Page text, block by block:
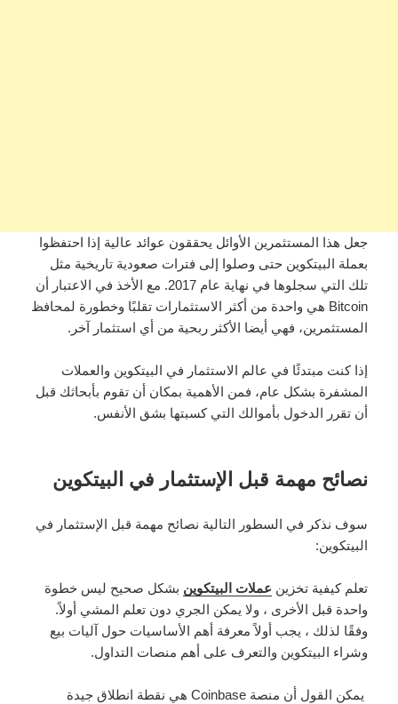
جعل هذا المستثمرين الأوائل يحققون عوائد عالية إذا احتفظوا
بعملة البيتكوين حتى وصلوا إلى فترات صعودية تاريخية مثل
تلك التي سجلوها في نهاية عام 2017. مع الأخذ في الاعتبار أن
Bitcoin هي واحدة من أكثر الاستثمارات تقلبًا وخطورة لمحافظ
المستثمرين، فهي أيضا الأكثر ربحية من أي استثمار آخر.
إذا كنت مبتدئًا في عالم الاستثمار في البيتكوين والعملات
المشفرة بشكل عام، فمن الأهمية بمكان أن تقوم بأبحاثك قبل
أن تقرر الدخول بأموالك التي كسبتها بشق الأنفس.
نصائح مهمة قبل الإستثمار في البيتكوين
سوف نذكر في السطور التالية نصائح مهمة قبل الإستثمار في
البيتكوين:
تعلم كيفية تخزين عملات البيتكوين بشكل صحيح ليس خطوة
واحدة قبل الأخرى ، ولا يمكن الجري دون تعلم المشي أولاً.
وفقًا لذلك ، يجب أولاً معرفة أهم الأساسيات حول آليات بيع
وشراء البيتكوين والتعرف على أهم منصات التداول.
يمكن القول أن منصة Coinbase هي نقطة انطلاق جيدة